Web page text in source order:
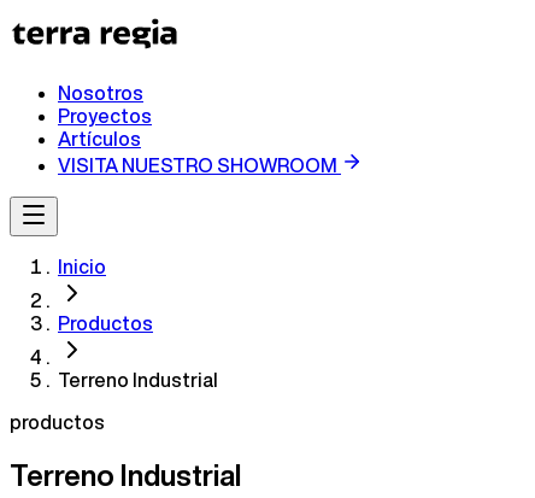
Nosotros
Proyectos
Artículos
VISITA NUESTRO SHOWROOM
Inicio
Productos
Terreno Industrial
productos
Terreno Industrial